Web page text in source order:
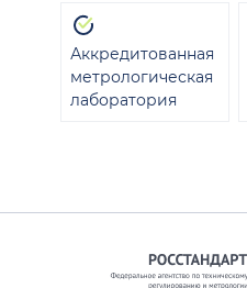
Аккредитованная
метрологическая
лаборатория